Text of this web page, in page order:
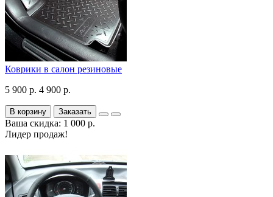
Коврики в салон резиновые
5 900 р. 4 900 р.
В корзину Заказать
Ваша скидка: 1 000 р.
Лидер продаж!